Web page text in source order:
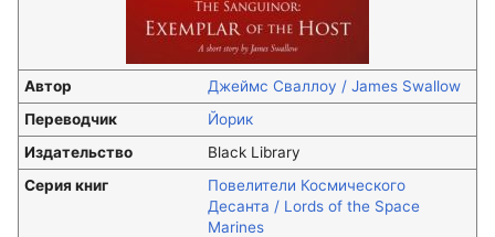
Автор
Джеймс Сваллоу / James Swallow
Переводчик
Йорик
Издательство
Black Library
Серия книг
Повелители Космического
Десанта / Lords of the Space
Marines